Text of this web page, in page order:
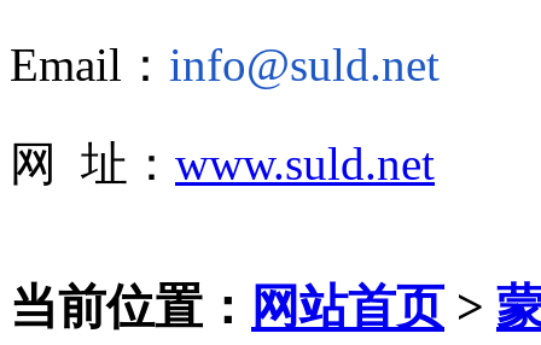
Email： info@suld.net
网 址： www.suld.net
当前位置： 网站首页>